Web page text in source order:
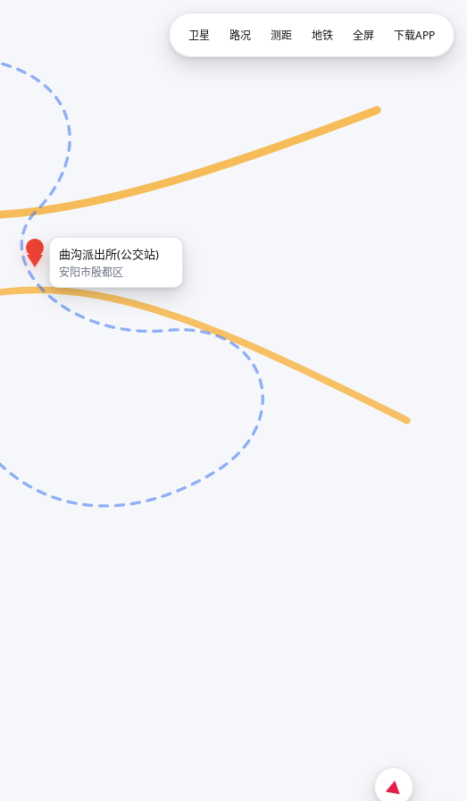
曲沟派出所(公交站)
安阳市殷都区
卫星 路况 测距 地铁 全屏 下载APP